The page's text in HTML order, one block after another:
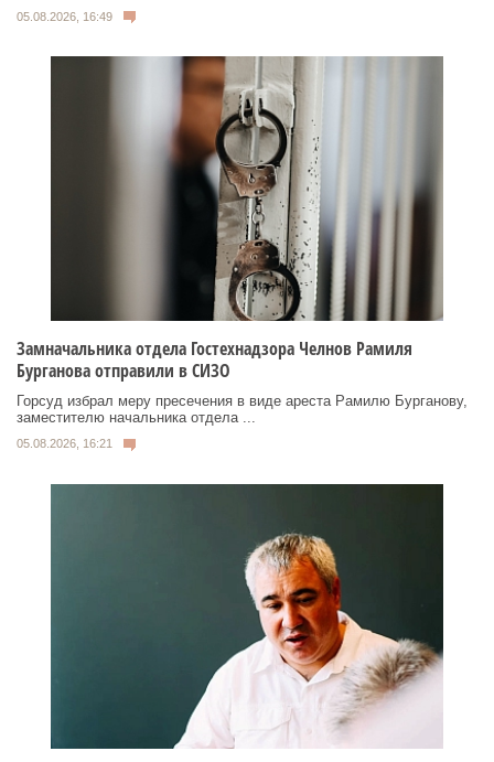
05.08.2026, 16:49
Замначальника отдела Гостехнадзора Челнов Рамиля
Бурганова отправили в СИЗО
Горсуд избрал меру пресечения в виде ареста Рамилю Бурганову,
заместителю начальника отдела ...
05.08.2026, 16:21